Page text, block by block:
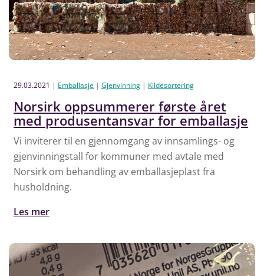
29.03.2021 | Emballasje | Gjenvinning | Kildesortering
Norsirk oppsummerer første året
med produsentansvar for emballasje
Vi inviterer til en gjennomgang av innsamlings- og
gjenvinningstall for kommuner med avtale med
Norsirk om behandling av emballasjeplast fra
husholdning.
Les mer